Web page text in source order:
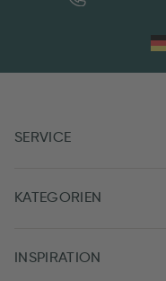
SERVICE
KATEGORIEN
INSPIRATION